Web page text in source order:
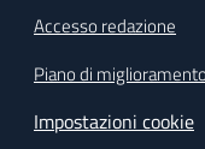
Accesso redazione
Piano di
Impostazioni cookie